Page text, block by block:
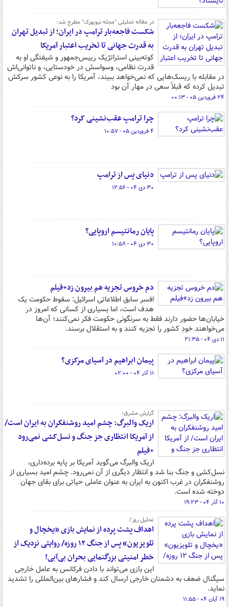
در مقاله تحلیلی "مجله‌ نیویورک" مطرح شد؛
شکست فاجعه‌بار ترامپ در ایران؛ از تبدیل تهران
به قدرت جهانی تا تخریب اعتبار آمریکا
کوته‌بینی استراتژیک رییس‌جمهور و شیفتگی او به
قدرت نظامی، وسواسش در خودستایی، و ناتوانی‌اش
در مقابله با ریسک‌هایی که نمی‌خواهد ببیند، آمریکا را به نوعی کشور سرکش
تبدیل کرده که قبلاً سعی در مهار آن بود
۲۴ فروردین ۰۵ - ۰۰:۱۳
چرا ترامپ عقب‌نشینی کرد؟
۴ فروردین ۰۵ - ۱۰:۵۷
دنیای پس از ترامپ
۳۰ دی ۰۴ - ۱۲:۵۶
پایان رمانتیسم اروپایی؟
۳۰ دی ۰۴ - ۱۰:۵۸
دم خروس تجزیه هم بیرون زد+فیلم
افسر سابق اطلاعاتی اسرائیل: سقوط حکومت یک
هدف است، اما بسیاری از کسانی که امروز در
خیابان‌ها حضور دارند فقط به سرنگونی حکومت فکر نمی‌کنند؛ آن‌ها
می‌خواهند خودِ کشور را تجزیه کنند و به استقلال برسند.
۱۱ دی ۰۴ - ۲۱:۳۵
پیمان ابراهیم در آسیای مرکزی؟
۱۱ آذر ۰۴ - ۰۲:۰۰
گزارش مشرق؛
اریک والبرگ: چشم امید روشنفکران به ایران است/
از آمریکا انتظاری جز جنگ و نسل‌کشی نمی‌رود
+فیلم
اریک والبرگ می‌گوید آمریکا بر پایه برده‌داری،
نسل‌کشی و جنگ بنا شد و انتظار دیگری از آن نمی‌رود. چشم امید بسیاری از
روشنفکران در غرب اکنون به ایران به عنوان عاملی حیاتی برای بقای جهان
دوخته شده است.
۱۰ آذر ۰۴ - ۱۹:۲۳
تحلیل روز/
اهداف پشت پرده از نمایش بازی «یخچال و
تلویزیون» پس از جنگ ۱۲ روزه/ روایتی نزدیک از
خطر امنیتی بزرگنمایی بحران بی‌آبی!
این بازی می‌تواند با دادن فرکانس به عامل خارجی
سیگنال ضعف به دشمنان خارجی ارسال کند و فشارهای بین‌المللی را تشدید
نماید.
۱۹ آبان ۰۴ - ۱۱:۵۵